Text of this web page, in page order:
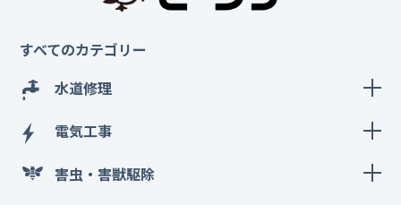
すべてのカテゴリー
水道修理
電気工事
害虫・害獣駆除